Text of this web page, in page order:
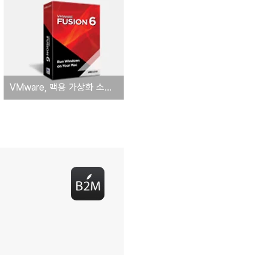
VMware, 맥용 가상화 소프트웨어 최신 시리즈 'VMware Fusion 6' 공식 출시